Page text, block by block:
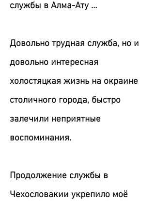
службы в Алма-Ату …
Довольно трудная служба, но и
довольно интересная
холостяцкая жизнь на окраине
столичного города, быстро
залечили неприятные
воспоминания.
Продолжение службы в
Чехословакии укрепило моё